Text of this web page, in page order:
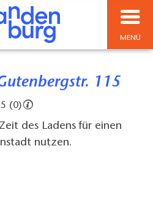
MENÜ
115
(0)
des Ladens für einen
nutzen.